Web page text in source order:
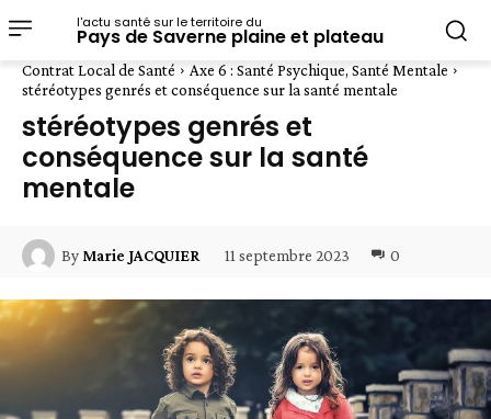
l'actu santé sur le territoire du
Pays de Saverne plaine et plateau
Contrat Local de Santé
Axe 6 : Santé Psychique, Santé Mentale
stéréotypes genrés et conséquence sur la santé mentale
stéréotypes genrés et
conséquence sur la santé
mentale
By Marie JACQUIER 11 septembre 2023 0